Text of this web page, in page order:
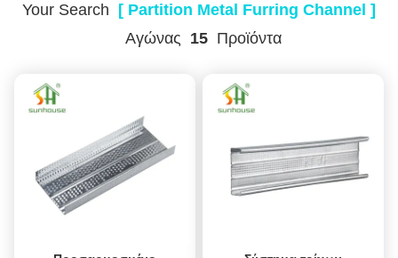
Your Search [ Partition Metal Furring Channel ]
Αγώνας 15Προϊόντα